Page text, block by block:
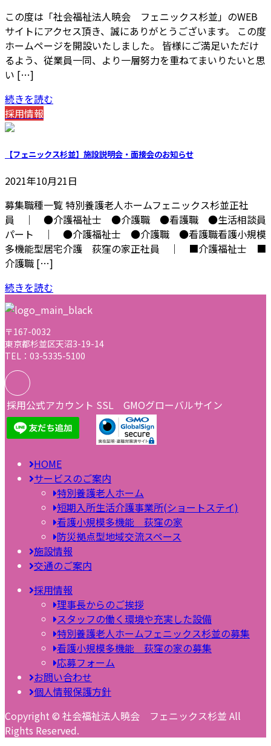
この度は「社会福祉法人暁会 フェニックス杉並」のWEB
サイトにアクセス頂き、誠にありがとうございます。 この度
ホームページを開設いたしました。 皆様にご満足いただけ
るよう、従業員一同、より一層努力を重ねてまいりたいと思
い […]
続きを読む
採用情報
【フェニックス杉並】施設説明会・面接会のお知らせ
2021年10月21日
募集職種一覧 特別養護老人ホームフェニックス杉並正社
員 ｜ ●介護福祉士 ●介護職 ●看護職 ●生活相談員
パート ｜ ●介護福祉士 ●介護職 ●看護職看護小規模
多機能型居宅介護 荻窪の家正社員 ｜ ■介護福祉士 ■
介護職 […]
続きを読む
〒167-0032
東京都杉並区天沼3-19-14
TEL：03-5335-5100
採用公式アカウント SSL GMOグローバルサイン
HOME
サービスのご案内
特別養護老人ホーム
短期入所生活介護事業所(ショートステイ)
看護小規模多機能 荻窪の家
防災拠点型地域交流スペース
施設情報
交通のご案内
採用情報
理事長からのご挨拶
スタッフの働く環境や充実した設備
特別養護老人ホームフェニックス杉並の募集
看護小規模多機能 荻窪の家の募集
応募フォーム
お問い合わせ
個人情報保護方針
Copyright © 社会福祉法人暁会 フェニックス杉並 All
Rights Reserved.